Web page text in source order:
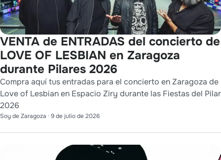
VENTA de ENTRADAS del concierto de
LOVE OF LESBIAN en Zaragoza
durante Pilares 2026
Compra aquí tus entradas para el concierto en Zaragoza de
Love of Lesbian en Espacio Ziry durante las Fiestas del Pilar
2026
Soy de Zaragoza · 9 de julio de 2026